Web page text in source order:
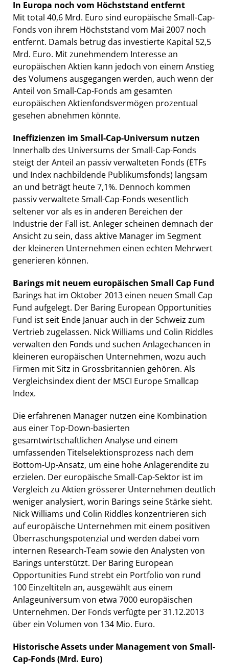
In Europa noch vom Höchststand entfernt
Mit total 40,6 Mrd. Euro sind europäische Small-Cap-
Fonds von ihrem Höchststand vom Mai 2007 noch
entfernt. Damals betrug das investierte Kapital 52,5
Mrd. Euro. Mit zunehmendem Interesse an
europäischen Aktien kann jedoch von einem Anstieg
des Volumens ausgegangen werden, auch wenn der
Anteil von Small-Cap-Fonds am gesamten
europäischen Aktienfondsvermögen prozentual
gesehen abnehmen könnte.
Ineffizienzen im Small-Cap-Universum nutzen
Innerhalb des Universums der Small-Cap-Fonds
steigt der Anteil an passiv verwalteten Fonds (ETFs
und Index nachbildende Publikumsfonds) langsam
an und beträgt heute 7,1%. Dennoch kommen
passiv verwaltete Small-Cap-Fonds wesentlich
seltener vor als es in anderen Bereichen der
Industrie der Fall ist. Anleger scheinen demnach der
Ansicht zu sein, dass aktive Manager im Segment
der kleineren Unternehmen einen echten Mehrwert
generieren können.
Barings mit neuem europäischen Small Cap Fund
Barings hat im Oktober 2013 einen neuen Small Cap
Fund aufgelegt. Der Baring European Opportunities
Fund ist seit Ende Januar auch in der Schweiz zum
Vertrieb zugelassen. Nick Williams und Colin Riddles
verwalten den Fonds und suchen Anlagechancen in
kleineren europäischen Unternehmen, wozu auch
Firmen mit Sitz in Grossbritannien gehören. Als
Vergleichsindex dient der MSCI Europe Smallcap
Index.
Die erfahrenen Manager nutzen eine Kombination
aus einer Top-Down-basierten
gesamtwirtschaftlichen Analyse und einem
umfassenden Titelselektionsprozess nach dem
Bottom-Up-Ansatz, um eine hohe Anlagerendite zu
erzielen. Der europäische Small-Cap-Sektor ist im
Vergleich zu Aktien grösserer Unternehmen deutlich
weniger analysiert, worin Barings seine Stärke sieht.
Nick Williams und Colin Riddles konzentrieren sich
auf europäische Unternehmen mit einem positiven
Überraschungspotenzial und werden dabei vom
internen Research-Team sowie den Analysten von
Barings unterstützt. Der Baring European
Opportunities Fund strebt ein Portfolio von rund
100 Einzeltiteln an, ausgewählt aus einem
Anlageuniversum von etwa 7000 europäischen
Unternehmen. Der Fonds verfügte per 31.12.2013
über ein Volumen von 134 Mio. Euro.
Historische Assets under Management von Small-
Cap-Fonds (Mrd. Euro)